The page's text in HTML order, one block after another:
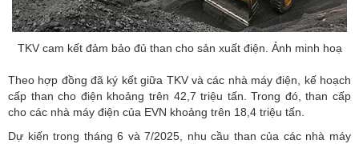
TKV cam kết đảm bảo đủ than cho sản xuất điện. Ảnh minh hoạ
Theo hợp đồng đã ký kết giữa TKV và các nhà máy điện, kế hoạch
cấp than cho điện khoảng trên 42,7 triệu tấn. Trong đó, than cấp
cho các nhà máy điện của EVN khoảng trên 18,4 triệu tấn.
Dự kiến trong tháng 6 và 7/2025, nhu cầu than của các nhà máy